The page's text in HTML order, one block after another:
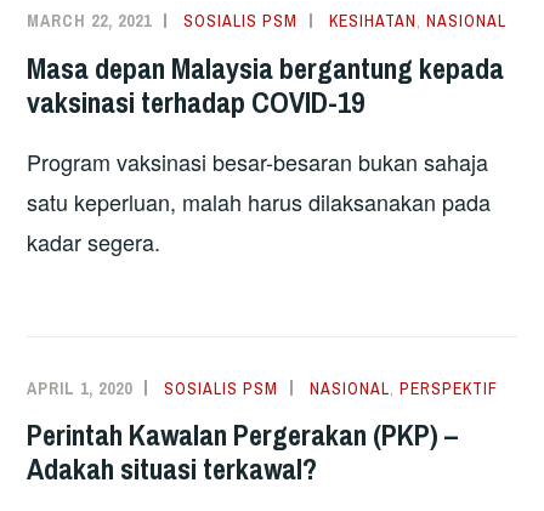
MARCH 22, 2021 SOSIALIS PSM KESIHATAN,NASIONAL
Masa depan Malaysia bergantung kepada
vaksinasi terhadap COVID-19
Program vaksinasi besar-besaran bukan sahaja
satu keperluan, malah harus dilaksanakan pada
kadar segera.
APRIL 1, 2020 SOSIALIS PSM NASIONAL,PERSPEKTIF
Perintah Kawalan Pergerakan (PKP) –
Adakah situasi terkawal?